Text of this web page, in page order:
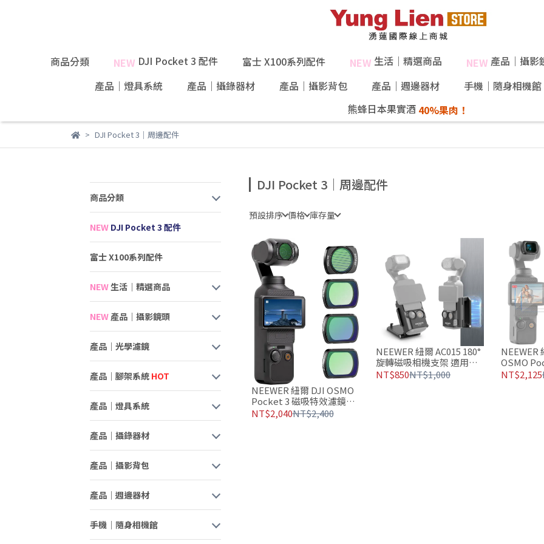
商品分類 NEW DJI Pocket 3 配件 富士 X100系列配件 NEW 生活｜精選商品 NEW 產品｜攝影
產品｜燈具系統
產品｜攝錄器材 產品｜攝影背包 產品｜週邊器材
手機｜隨身相機館
熊蜂日本果實酒
DJI Pocket 3｜周邊配件
商品分類
NEW DJI Pocket 3 配件
富士 X100系列配件
NEW生活｜精選商品
NEW 產品｜攝影鏡頭
產品｜光學濾鏡
產品｜腳架系統 HOT
產品｜燈具系統
產品｜攝錄器材
產品｜攝影背包
產品｜週邊器材
手機｜隨身相機館
DJI Pocket 3｜周邊配件
預設排序 價格 庫存量
NEEWER 紐爾 DJI OSMO
Pocket 3 磁吸特效濾鏡套
組
NT$2,040NT$2,400
NEEWER 紐爾 AC015 180°
旋轉磁吸相機支架 適用於
DJI Osmo Pocket 3
NT$850NT$1,000
NEEWER
OSMO
4 磁吸特
NT$2,125